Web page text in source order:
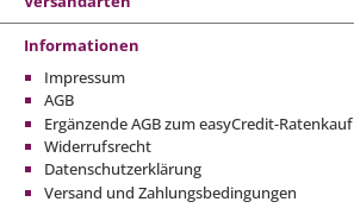
Informationen
Impressum
AGB
Ergänzende AGB zum easyCredit-Ratenkauf
Widerrufsrecht
Datenschutzerklärung
Versand und Zahlungsbedingungen